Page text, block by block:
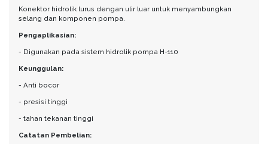
Konektor hidrolik lurus dengan ulir luar untuk menyambungkan
selang dan komponen pompa.
Pengaplikasian:
- Digunakan pada sistem hidrolik pompa H-110
Keunggulan:
- Anti bocor
- presisi tinggi
- tahan tekanan tinggi
Catatan Pembelian: